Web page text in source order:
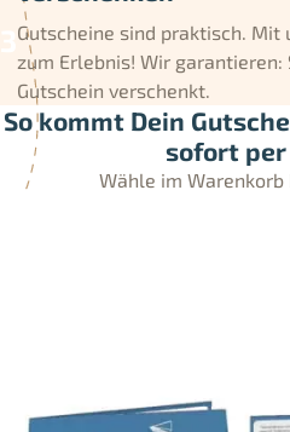
Gutscheine sind praktisch.
zum Erlebnis! Wir garantieren:
Gutschein verschenkt.
So kommt Dein
sofort per
Wähle im Warenkorb